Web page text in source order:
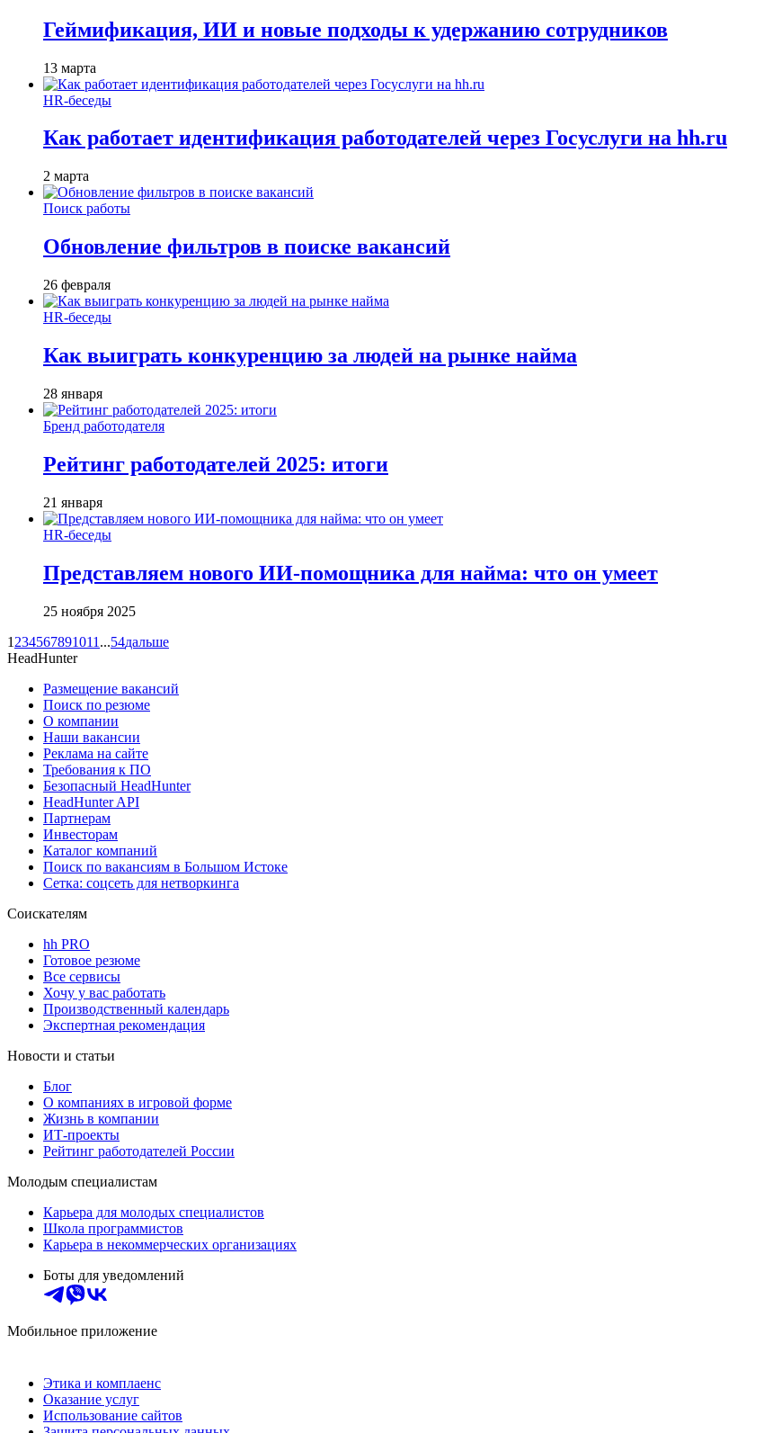
Геймификация, ИИ и новые подходы к удержанию сотрудников
13 марта
HR-беседы
Как работает идентификация работодателей через Госуслуги на hh.ru
2 марта
Поиск работы
Обновление фильтров в поиске вакансий
26 февраля
HR-беседы
Как выиграть конкуренцию за людей на рынке найма
28 января
Бренд работодателя
Рейтинг работодателей 2025: итоги
21 января
HR-беседы
Представляем нового ИИ-помощника для найма: что он умеет
25 ноября 2025
1 234567891011 ...54дальше
HeadHunter
Размещение вакансий
Поиск по резюме
О компании
Наши вакансии
Реклама на сайте
Требования к ПО
Безопасный HeadHunter
HeadHunter API
Партнерам
Инвесторам
Каталог компаний
Поиск по вакансиям в Большом Истоке
Сетка: соцсеть для нетворкинга
Соискателям
hh PRO
Готовое резюме
Все сервисы
Хочу у вас работать
Производственный календарь
Экспертная рекомендация
Новости и статьи
Блог
О компаниях в игровой форме
Жизнь в компании
ИТ-проекты
Рейтинг работодателей России
Молодым специалистам
Карьера для молодых специалистов
Школа программистов
Карьера в некоммерческих организациях
Боты для уведомлений
Мобильное приложение
Этика и комплаенс
Оказание услуг
Использование сайтов